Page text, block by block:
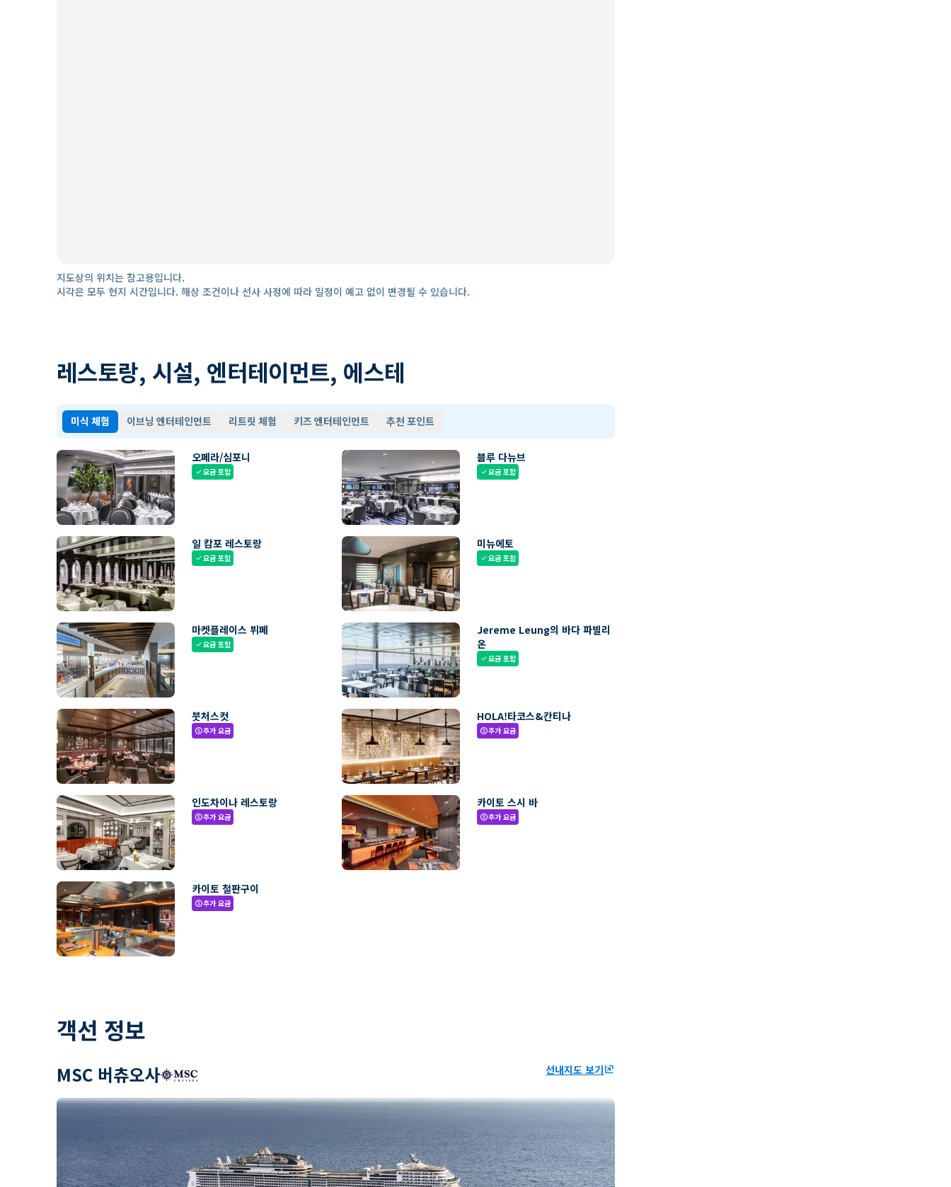
지도상의 위치는 참고용입니다.
시각은 모두 현지 시간입니다. 해상 조건이나 선사 사정에 따라 일정이 예고 없이 변경될 수 있습니다.
레스토랑, 시설, 엔터테이먼트, 에스테
미식 체험 이브닝 엔터테인먼트 리트릿 체험 키즈 엔터테인먼트 추천 포인트
오페라/심포니
check요금 포함
블루 다뉴브
check요금 포함
일 캄포 레스토랑
check요금 포함
미뉴에토
check요금 포함
마켓플레이스 뷔페
check요금 포함
Jereme Leung의 바다 파빌리
온
check요금 포함
붓처스컷
paid추가 요금
HOLA!타코스&칸티나
paid추가 요금
인도차이나 레스토랑
paid추가 요금
카이토 스시 바
paid추가 요금
카이토 철판구이
paid추가 요금
객선 정보
MSC 버츄오사 선내지도 보기ungroup